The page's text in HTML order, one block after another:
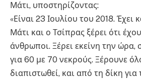
Μάτι, υποστηρίζοντας:
«Είναι 23 Ιουλίου του 2018. Έχει
Μάτι και ο Τσίπρας ξέρει ότι
άνθρωποι. Ξέρει εκείνη την ώρα,
για 60 με 70 νεκρούς. Ξέρουνε
διαπιστωθεί, και από τη δίκη